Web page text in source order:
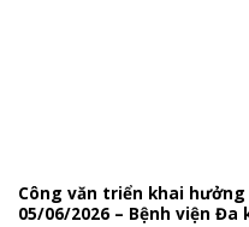
Công văn triển khai
05/06/2026 – Bệnh viện Đa